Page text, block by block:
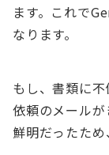
ます。これで
なります。
もし、書類に
依頼のメール
鮮明だったた